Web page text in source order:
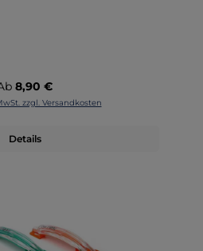
Preis:
8,90 €
zzgl. Versandkosten
Details